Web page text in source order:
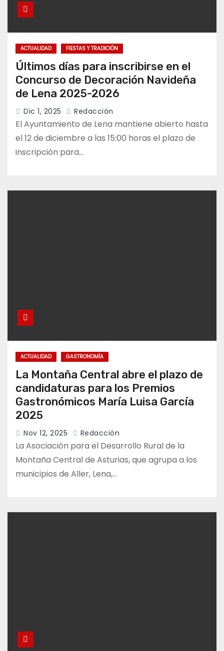
ACTUALIDAD FIESTAS Y TRADICIÓN
Últimos días para inscribirse en el
Concurso de Decoración Navideña
de Lena 2025-2026
Dic 1, 2025 Redacción
El Ayuntamiento de Lena mantiene abierto hasta
el 12 de diciembre a las 15:00 horas el plazo de
inscripción para…
ACTUALIDAD GASTRONOMÍA
La Montaña Central abre el plazo de
candidaturas para los Premios
Gastronómicos María Luisa García
2025
Nov 12, 2025 Redacción
La Asociación para el Desarrollo Rural de la
Montaña Central de Asturias, que agrupa a los
municipios de Aller, Lena,…